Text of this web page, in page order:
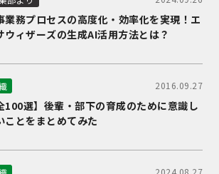
業務プロセスの高度化・効率化を実現！エ
ウィザーズの生成AI活用方法とは？
2016.09.27
100選】後輩・部下の育成のために意識し
ことをまとめてみた